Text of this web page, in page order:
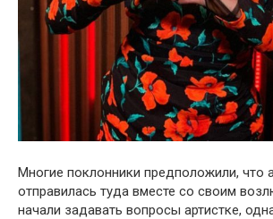
Многие поклонники предположили, что
отправилась туда вместе со своим
начали задавать вопросы артистке,